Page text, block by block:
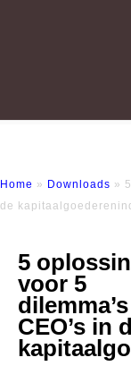
Home » Downloads »
de
5
voor 5
CEO’s in